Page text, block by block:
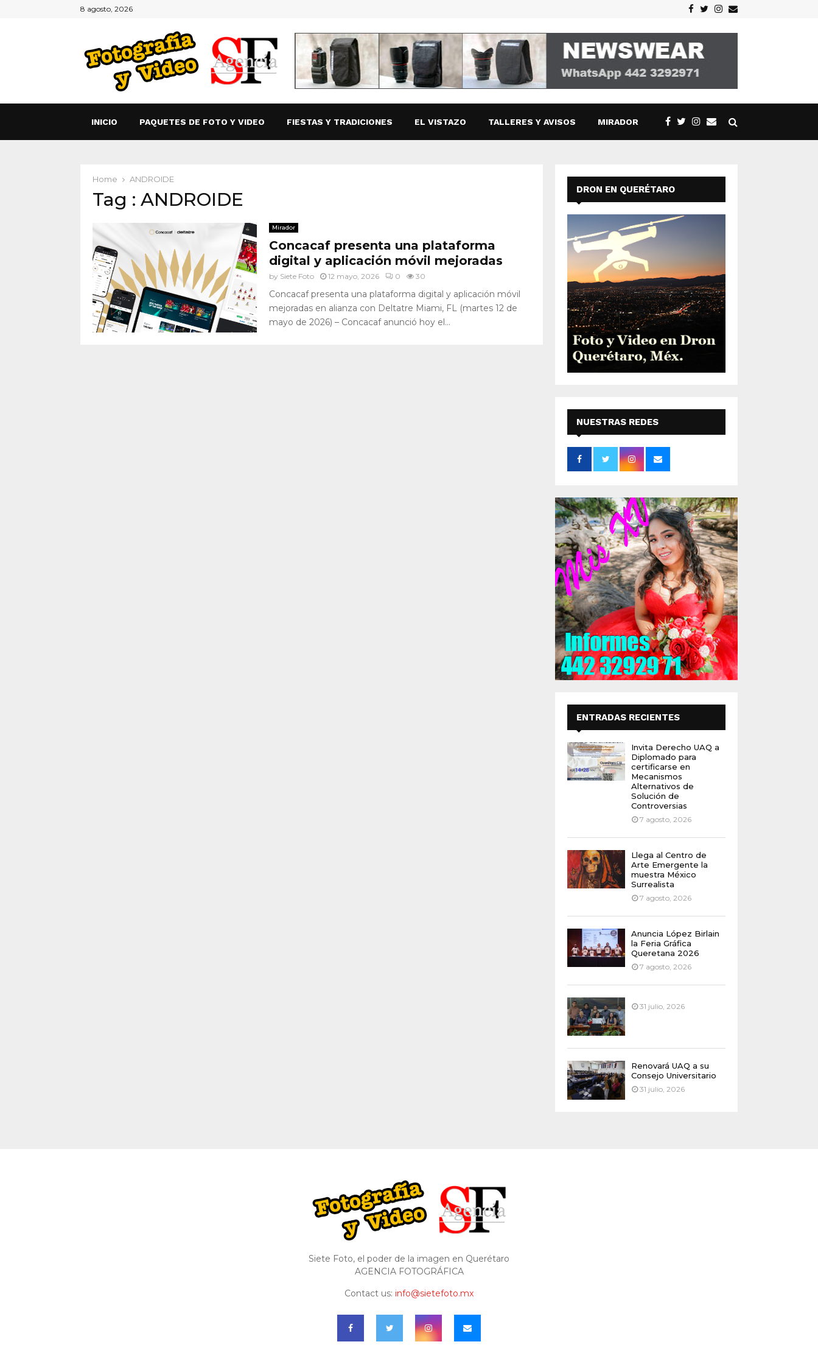
8 agosto, 2026 Facebook
TwitterInstagram
Email
INICIO PAQUETES DE FOTO Y VIDEO FIESTAS Y TRADICIONES EL VISTAZO TALLERES Y AVISOS MIRADOR
Home ANDROIDE
Tag : ANDROIDE
Mirador
Concacaf presenta una plataforma
digital y aplicación móvil mejoradas
by Siete Foto 12 mayo, 2026 0 30
Concacaf presenta una plataforma digital y aplicación móvil
mejoradas en alianza con Deltatre Miami, FL (martes 12 de
mayo de 2026) – Concacaf anunció hoy el...
DRON EN QUERÉTARO
NUESTRAS REDES
SOCIALES
ENTRADAS RECIENTES
Invita Derecho UAQ a
Diplomado para
certificarse en
Mecanismos
Alternativos de
Solución de
Controversias
7 agosto, 2026
Llega al Centro de
Arte Emergente la
muestra México
Surrealista
7 agosto, 2026
Anuncia López Birlain
la Feria Gráfica
Queretana 2026
7 agosto, 2026
31 julio, 2026
Renovará UAQ a su
Consejo Universitario
31 julio, 2026
Siete Foto, el poder de la imagen en Querétaro
AGENCIA FOTOGRÁFICA
Contact us: info@sietefoto.mx